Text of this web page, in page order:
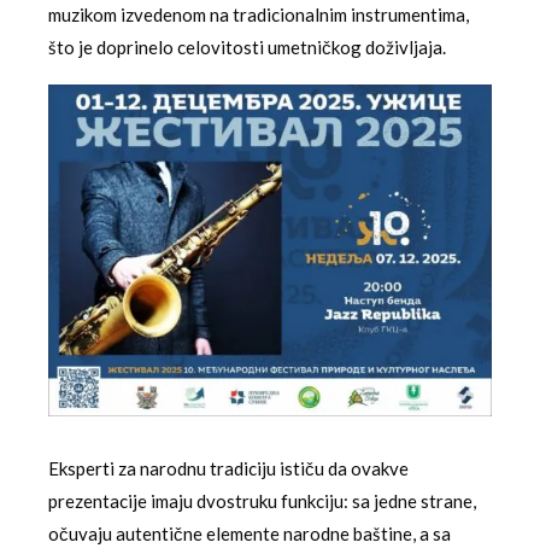
muzikom izvedenom na tradicionalnim instrumentima,
što je doprinelo celovitosti umetničkog doživljaja.
Eksperti za narodnu tradiciju ističu da ovakve
prezentacije imaju dvostruku funkciju: sa jedne strane,
očuvaju autentične elemente narodne baštine, a sa